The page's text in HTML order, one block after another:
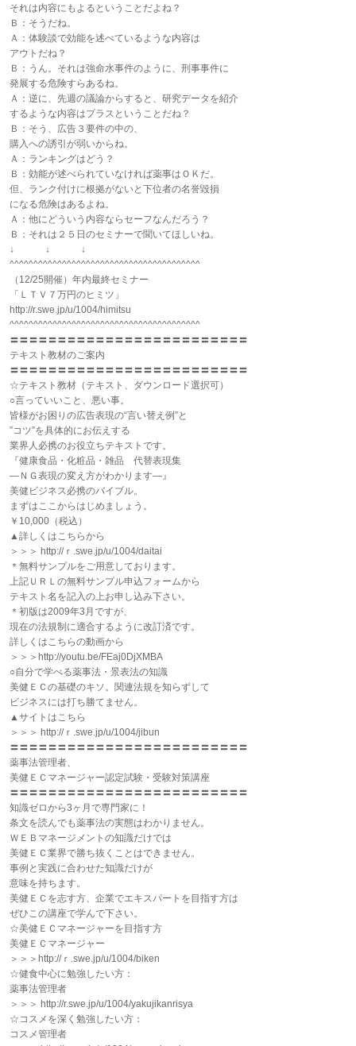
それは内容にもよるということだよね？
Ｂ：そうだね。
Ａ：体験談で効能を述べているような内容は
アウトだね？
Ｂ：うん。それは強命水事件のように、刑事事件に
発展する危険すらあるね。
Ａ：逆に、先週の議論からすると、研究データを紹介
するような内容はプラスということだね？
Ｂ：そう、広告３要件の中の、
購入への誘引が弱いからね。
Ａ：ランキングはどう？
Ｂ：効能が述べられていなければ薬事はＯＫだ。
但、ランク付けに根拠がないと下位者の名誉毀損
になる危険はあるよね。
Ａ：他にどういう内容ならセーフなんだろう？
Ｂ：それは２５日のセミナーで聞いてほしいね。
↓ ↓ ↓
^^^^^^^^^^^^^^^^^^^^^^^^^^^^^^^^^^^^^^^^
（12/25開催）年内最終セミナー
「ＬＴＶ７万円のヒミツ」
http://r.swe.jp/u/1004/himitsu
^^^^^^^^^^^^^^^^^^^^^^^^^^^^^^^^^^^^^^^^
〓〓〓〓〓〓〓〓〓〓〓〓〓〓〓〓〓〓〓〓〓〓〓〓〓
テキスト教材のご案内
〓〓〓〓〓〓〓〓〓〓〓〓〓〓〓〓〓〓〓〓〓〓〓〓〓
☆テキスト教材（テキスト、ダウンロード選択可）
○言っていいこと、悪い事。
皆様がお困りの広告表現の“言い替え例”と
”コツ”を具体的にお伝えする
業界人必携のお役立ちテキストです。
『健康食品・化粧品・雑品 代替表現集
―ＮＧ表現の変え方がわかります―』
美健ビジネス必携のバイブル。
まずはここからはじめましょう。
￥10,000（税込）
▲詳しくはこちらから
＞＞＞ http://ｒ.swe.jp/u/1004/daitai
＊無料サンプルをご用意しております。
上記ＵＲＬの無料サンプル申込フォームから
テキスト名を記入の上お申し込み下さい。
＊初版は2009年3月ですが、
現在の法規制に適合するように改訂済です。
詳しくはこちらの動画から
＞＞＞http://youtu.be/FEaj0DjXMBA
○自分で学べる薬事法・景表法の知識
美健ＥＣの基礎のキソ。関連法規を知らずして
ビジネスには打ち勝てません。
▲サイトはこちら
＞＞＞ http://ｒ.swe.jp/u/1004/jibun
〓〓〓〓〓〓〓〓〓〓〓〓〓〓〓〓〓〓〓〓〓〓〓〓〓
薬事法管理者、
美健ＥＣマネージャー認定試験・受験対策講座
〓〓〓〓〓〓〓〓〓〓〓〓〓〓〓〓〓〓〓〓〓〓〓〓〓
知識ゼロから3ヶ月で専門家に！
条文を読んでも薬事法の実態はわかりません。
ＷＥＢマネージメントの知識だけでは
美健ＥＣ業界で勝ち抜くことはできません。
事例と実践に合わせた知識だけが
意味を持ちます。
美健ＥＣを志す方、企業でエキスパートを目指す方は
ぜひこの講座で学んで下さい。
☆美健ＥＣマネージャーを目指す方
美健ＥＣマネージャー
＞＞＞http://ｒ.swe.jp/u/1004/biken
☆健食中心に勉強したい方：
薬事法管理者
＞＞＞ http://r.swe.jp/u/1004/yakujikanrisya
☆コスメを深く勉強したい方：
コスメ管理者